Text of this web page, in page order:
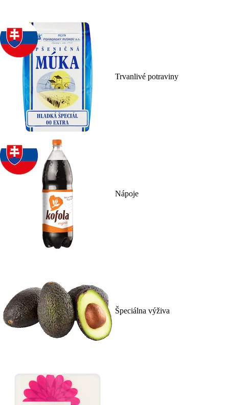
Trvanlivé potraviny
Nápoje
Špeciálna výživa